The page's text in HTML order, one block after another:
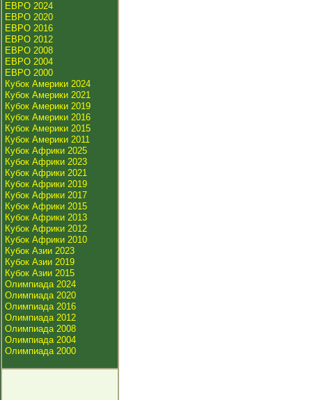
ЕВРО 2024
ЕВРО 2020
ЕВРО 2016
ЕВРО 2012
ЕВРО 2008
ЕВРО 2004
ЕВРО 2000
Кубок Америки 2024
Кубок Америки 2021
Кубок Америки 2019
Кубок Америки 2016
Кубок Америки 2015
Кубок Америки 2011
Кубок Африки 2025
Кубок Африки 2023
Кубок Африки 2021
Кубок Африки 2019
Кубок Африки 2017
Кубок Африки 2015
Кубок Африки 2013
Кубок Африки 2012
Кубок Африки 2010
Кубок Азии 2023
Кубок Азии 2019
Кубок Азии 2015
Олимпиада 2024
Олимпиада 2020
Олимпиада 2016
Олимпиада 2012
Олимпиада 2008
Олимпиада 2004
Олимпиада 2000